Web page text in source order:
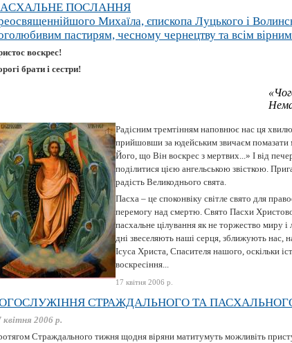
ПОСЛАННЯ
Михаїла, єпископа Луцького і
пастирям, чесному чернецтву та всім вірним
воскрес!
брати і сестри!
Радісним тремтінням наповнює нас ця
прийшовши за юдейським звичаєм помазати
Його, що Він воскрес з мертвих...» І від
поділитися цією ангельською звісткою.
радість Великоднього свята.
Пасха – це споконвіку світле свято для
перемогу над смертю. Свято Пасхи
пасхальне цілування як не торжество миру
дні звеселяють наші серця, зближують
Ісуса Христа, Спасителя нашого, оскільки
воскресіння...
17 квітня 2006 р.
СТРАЖДАЛЬНОГО ТА
квітня 2006 р.
Страждального тижня щодня віряни матитумуть можливіть